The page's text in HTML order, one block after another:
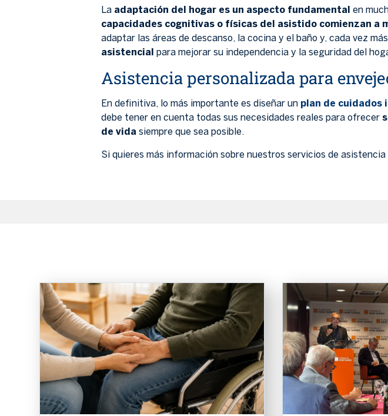
La adaptación del hogar es un aspecto fundamental
en
capacidades cognitivas o físicas del asistido comienzan a
adaptar las áreas de descanso, la cocina y el baño y, cada vez
asistencial
para mejorar su independencia y la seguridad del
Asistencia personalizada para
En definitiva, lo más importante es diseñar un plan de cuidados
debe tener en cuenta todas sus necesidades reales para ofrecer
de vida siempre que sea posible.
Si quieres más información sobre nuestros servicios de asistencia